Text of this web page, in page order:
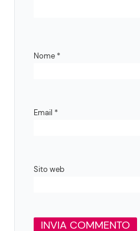
Nome *
Email *
Sito web